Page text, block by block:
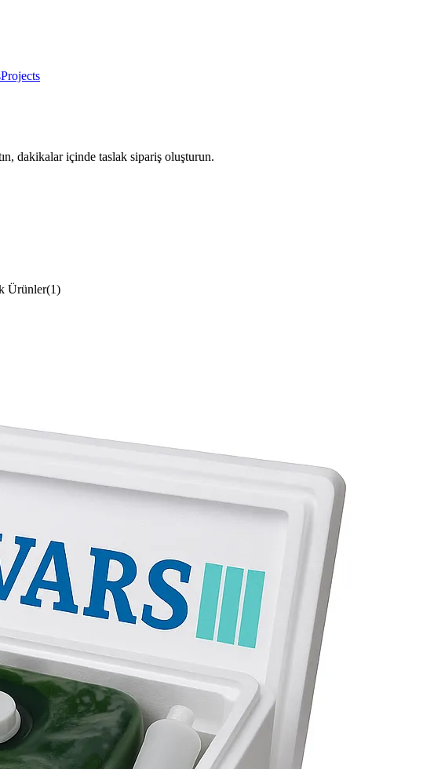
Projects
dakikalar içinde taslak sipariş oluşturun.
Ürünler(1)